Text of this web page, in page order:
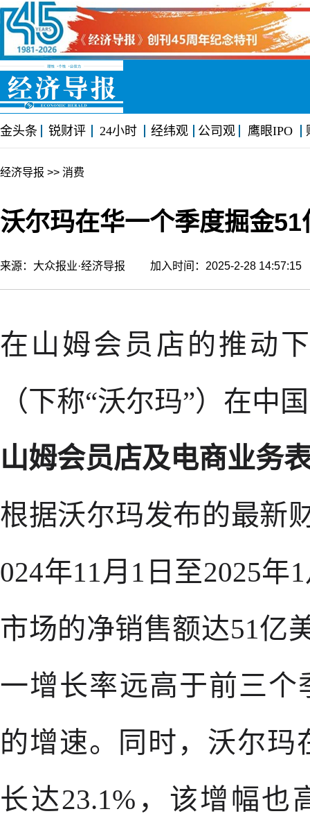
金头条 锐财评 24小时 经纬观 公司观 鹰眼IPO
经济导报 >> 消费
沃尔玛在华一个季度掘金
来源：大众报业·经济导报 加入时间：2025-2-28
在山姆会员店的推动
（下称“沃尔玛”）在中
山姆会员店及电商业务
根据沃尔玛发布的最新
024年11月1日至2025年
市场的净销售额达51亿
一增长率远高于前三个
的增速。同时，沃尔
长达23.1%，该增幅也